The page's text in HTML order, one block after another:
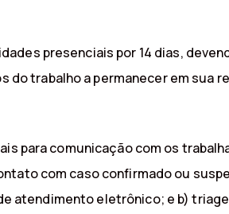
presenciais por 14 dias,
trabalho a permanecer em sua
para comunicação com os
com caso confirmado ou
atendimento eletrônico; e b)